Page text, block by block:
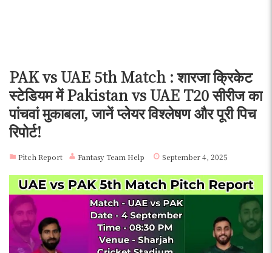
PAK vs UAE 5th Match : शारजा क्रिकेट
स्टेडियम में Pakistan vs UAE T20 सीरीज का
पांचवां मुकाबला, जानें प्लेयर विश्लेषण और पूरी पिच
रिपोर्ट!
Pitch Report Fantasy Team Help September 4, 2025